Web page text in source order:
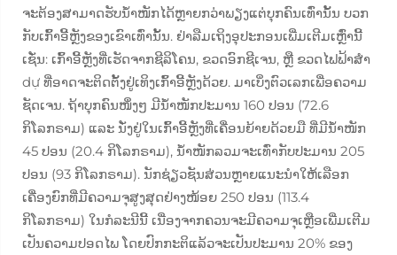
ຈະຕ້ອງສາມາດຮັບນ້ຳໜັກໄດ້ຫຼາຍກວ່າພຽງແຕ່ບຸກຄົນເທົ່ານັ້ນ ບວກ
ກັບເກົ້າອີ້ຫຼັງຂອງເຂົາເທົ່ານັ້ນ. ຢ່າລືມເຖິງອຸປະກອນເພີ່ມເຕີມເຫຼົ່ານີ້
ເຊັ່ນ: ເກົ້າອີ້ຫຼັງທີ່ເຮັດຈາກຊີລິໂຄນ, ຂວດອົກຊີເຈນ, ຫຼື ຂວດໄຟຟ້າສຳ
dự ທີ່ອາດຈະຕິດຕັ້ງຢູ່ເທິງເກົ້າອີ້ຫຼັງດ້ວຍ. ມາເບິ່ງຕົວເລກເພື່ອຄວາມ
ຊັດເຈນ. ຖ້າບຸກຄົນໜຶ່ງໆ ມີນ້ຳໜັກປະມານ 160 ປອນ (72.6
ກິໂລກຣາມ) ແລະ ນັ່ງຢູ່ໃນເກົ້າອີ້ຫຼັງທີ່ເຄື່ອນຍ້າຍດ້ວຍມື ທີ່ມີນ້ຳໜັກ
45 ປອນ (20.4 ກິໂລກຣາມ), ນ້ຳໜັກລວມຈະເທົ່າກັບປະມານ 205
ປອນ (93 ກິໂລກຣາມ). ນັກຊ່ຽວຊັນສ່ວນຫຼາຍແນະນຳໃຫ້ເລືອກ
ເຄື່ອງຍົກທີ່ມີຄວາມຈຸສູງສຸດຢ່າງໜ້ອຍ 250 ປອນ (113.4
ກິໂລກຣາມ) ໃນກໍລະນີນີ້ ເນື່ອງຈາກຄວນຈະມີຄວາມຈຸເຫຼືອເພີ່ມເຕີມ
ເປັນຄວາມປອດໄພ ໂດຍປົກກະຕິແລ້ວຈະເປັນປະມານ 20% ຂອງ